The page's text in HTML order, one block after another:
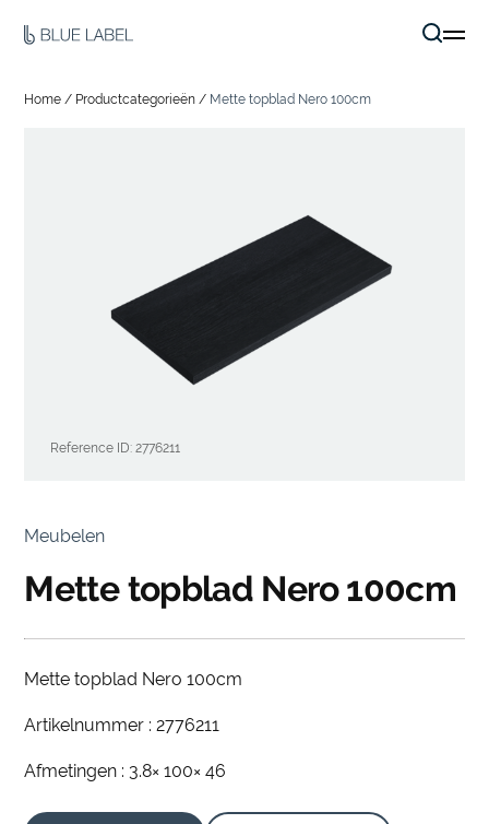
Home / Productcategorieën / Mette topblad Nero 100cm
Reference ID: 2776211
Meubelen
Mette topblad Nero 100cm
Mette topblad Nero 100cm
Artikelnummer : 2776211
Afmetingen : 3.8× 100× 46